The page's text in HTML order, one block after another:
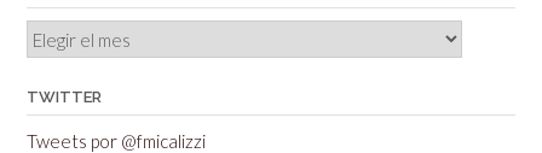
Archivo
TWITTER
Tweets por @fmicalizzi